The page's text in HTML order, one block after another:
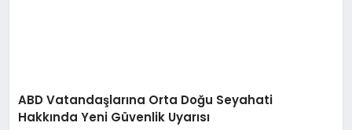
ABD Vatandaşlarına Orta Doğu Seyahati
Hakkında Yeni Güvenlik Uyarısı